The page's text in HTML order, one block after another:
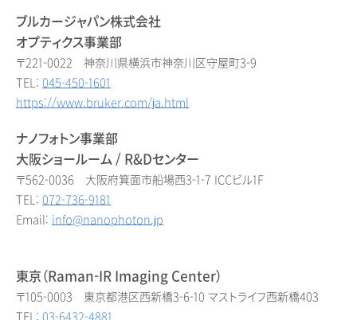
ブルカージャパン株式会社
オプティクス事業部
〒221-0022 神奈川県横浜市神奈川区守屋町3-9
TEL: 045-450-1601
https://www.bruker.com/ja.html
ナノフォトン事業部
大阪ショールーム / R&Dセンター
〒562-0036 大阪府箕面市船場西3-1-7 ICCビル1F
TEL: 072-736-9181
Email: info@nanophoton.jp
東京（Raman-IR Imaging Center）
〒105-0003 東京都港区西新橋3-6-10 マストライフ西新橋403